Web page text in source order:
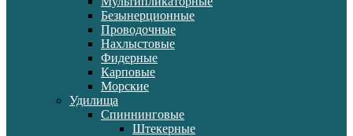
Безынерционные
Проводочные
Нахлыстовые
Фидерные
Карповые
Морские
Удилища
Спиннинговые
Штекерные